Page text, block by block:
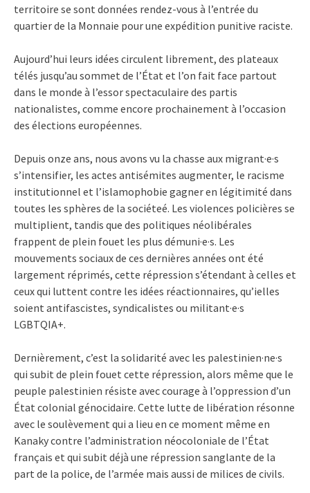
territoire se sont données rendez-vous à l’entrée du
quartier de la Monnaie pour une expédition punitive raciste.
Aujourd’hui leurs idées circulent librement, des plateaux
télés jusqu’au sommet de l’État et l’on fait face partout
dans le monde à l’essor spectaculaire des partis
nationalistes, comme encore prochainement à l’occasion
des élections européennes.
Depuis onze ans, nous avons vu la chasse aux migrant·e·s
s’intensifier, les actes antisémites augmenter, le racisme
institutionnel et l’islamophobie gagner en légitimité dans
toutes les sphères de la sociéteé. Les violences policières se
multiplient, tandis que des politiques néolibérales
frappent de plein fouet les plus démuni·e·s. Les
mouvements sociaux de ces dernières années ont été
largement réprimés, cette répression s’étendant à celles et
ceux qui luttent contre les idées réactionnaires, qu’ielles
soient antifascistes, syndicalistes ou militant·e·s
LGBTQIA+.
Dernièrement, c’est la solidarité avec les palestinien·ne·s
qui subit de plein fouet cette répression, alors même que le
peuple palestinien résiste avec courage à l’oppression d’un
État colonial génocidaire. Cette lutte de libération résonne
avec le soulèvement qui a lieu en ce moment même en
Kanaky contre l’administration néocoloniale de l’État
français et qui subit déjà une répression sanglante de la
part de la police, de l’armée mais aussi de milices de civils.